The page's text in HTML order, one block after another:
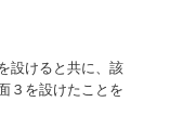
設けると共に、該
３を設けたことを